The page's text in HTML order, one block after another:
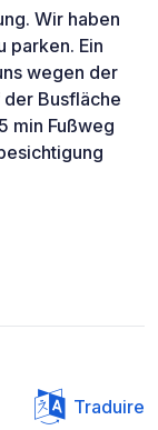
Wir haben
parken. Ein
wegen der
Busfläche
min Fußweg
Traduire